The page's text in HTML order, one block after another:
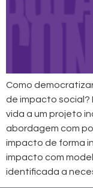
Como
de impacto social?
vida a um projeto
abordagem com
impacto de forma
impacto com
identificada a